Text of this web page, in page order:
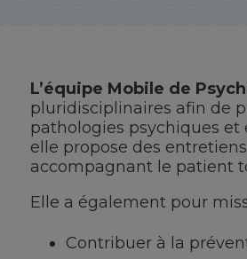
L’équipe Mobile de
pluridisciplinaires afin de
pathologies psychiques et
elle propose des
accompagnant le patient
Elle a également pour
Contribuer à la